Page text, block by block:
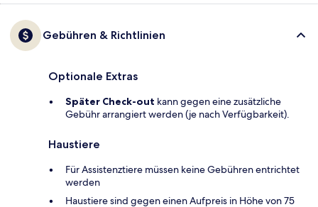
Gebühren & Richtlinien
Optionale Extras
Später Check-out kann gegen eine zusätzliche
Gebühr arrangiert werden (je nach Verfügbarkeit).
Haustiere
Für Assistenztiere müssen keine Gebühren entrichtet
werden
Haustiere sind gegen einen Aufpreis in Höhe von 75